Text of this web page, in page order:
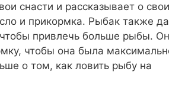
снасти и рассказывает о
и прикормка. Рыбак также
привлечь больше рыбы. Он
чтобы она была
о том, как ловить рыбу на